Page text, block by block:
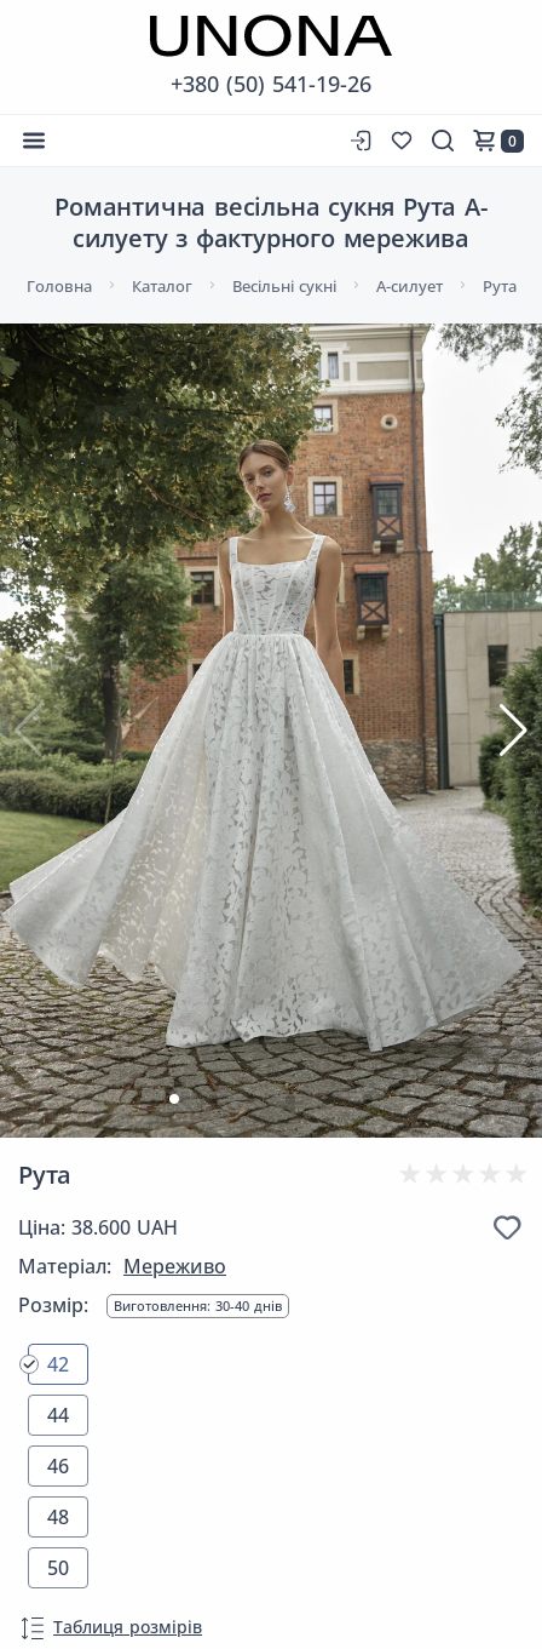
+380 (50) 541-19-26
0
Романтична весільна сукня Рута А-
силуету з фактурного мережива
Головна Каталог Весільні сукні А-силует Рута
Рута
Ціна: 38.600 UAH
Матеріал: Мереживо
Розмір:
Виготовлення: 30-40 днів
42
44
46
48
50
Таблиця розмірів